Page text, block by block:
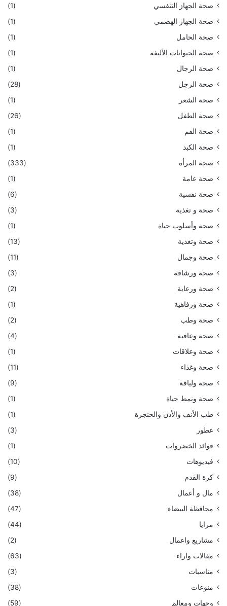
صحة الجهاز التنفسي
(1)
صحة الجهاز الهضمي
(1)
صحة الحامل
(1)
صحة الحيوانات الأليفة
(1)
صحة الرجال
(1)
صحة الرجل
(28)
صحة الشعر
(1)
صحة الطفل
(26)
صحة الفم
(1)
صحة الكبد
(1)
صحة المرأة
(333)
صحة عامة
(1)
صحة نفسية
(6)
صحة و تغذية
(3)
صحة وأسلوب حياة
(1)
صحة وتغذية
(13)
صحة وجمال
(11)
صحة ورشاقة
(3)
صحة ورعاية
(2)
صحة ورفاهية
(1)
صحة وطب
(2)
صحة وعافية
(4)
صحة وعلاقات
(1)
صحة وغذاء
(11)
صحة ولياقة
(9)
صحة ونمط حياة
(1)
طب الأنف والأذن والحنجرة
(1)
عطور
(3)
فوائد الخضروات
(1)
فيديوهات
(10)
كرة القدم
(9)
مال و أعمال
(38)
محافظة البيضاء
(47)
مرايا
(44)
مشاريع واعمال
(2)
مقالات واراء
(63)
مناسبات
(3)
منوعات
(38)
وجهات ومعالم
(59)